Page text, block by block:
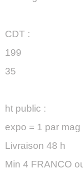
CDT :
199
35
ht public :
expo = 1 par mag
Livraison 48 h
Min 4 FRANCO